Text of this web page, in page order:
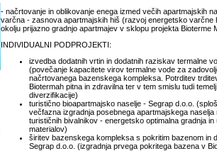
- načrtovanje in oblikovanje enega izmed večih apartmajskih
varčna - zasnova apartmajskih hiš (razvoj energetsko varčne
okolju prijazno gradnjo apartmajev v sklopu projekta Bioterme
INDIVIDUALNI PODPROJEKTI:
izvedba dodatnih vrtin in dodatnih raziskav termalne
(povečanje kapacitete virov termalne vode za
načrtovanega bazenskega kompleksa. Potrditev
Biotermah pitna in zdravilna ter v tem smislu tudi
diverzifikacije)
turistično bioapartmajsko naselje - Segrap d.o.o.
večfazna izgradnja posebnega apartmajskega naselja
turističnih bivalnikov - energetsko optimalna gradnja
materialov)
širitev bazenskega kompleksa s pokritim bazenom in
Segrap d.o.o. (izgradnja prvega pokritega bazena v